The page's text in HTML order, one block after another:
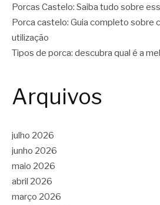
Porcas Castelo: Saiba tudo sobre
Porca castelo: Guia completo sobre
utilização
Tipos de porca: descubra qual é a
Arquivos
julho 2026
junho 2026
maio 2026
abril 2026
março 2026